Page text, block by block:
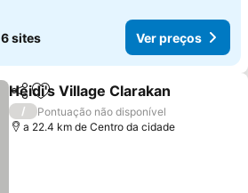
6 sites Ver preços
PartilharAdicionar aos favoritos
Heidi's Village Clarakan
/
Pontuação não disponível
a 22.4 km de Centro da cidade